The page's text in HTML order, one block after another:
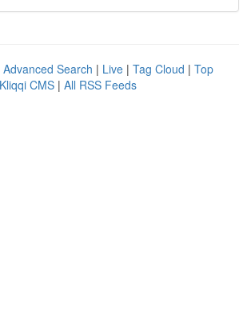
Advanced Search | Live | Tag Cloud | Top
Kliqqi CMS | All RSS Feeds